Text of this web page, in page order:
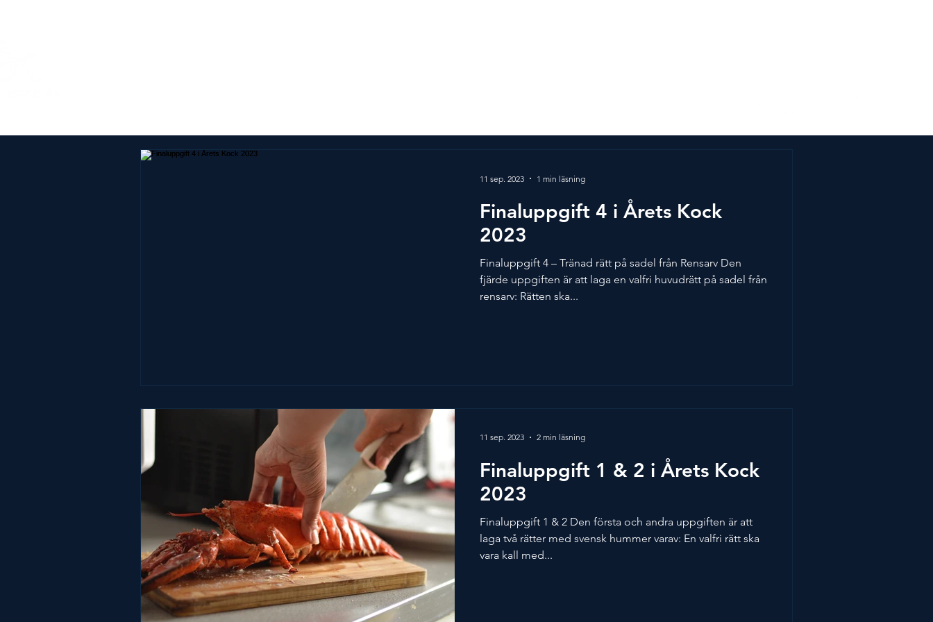
Finaluppgift 4 i Årets Kock
2023
Finaluppgift 4 – Tränad rätt på sadel från Rensarv Den
fjärde uppgiften är att laga en valfri huvudrätt på sadel från
rensarv: Rätten ska...
11 sep. 2023 1 min läsning
Finaluppgift 1 & 2 i Årets Kock
2023
Finaluppgift 1 & 2 Den första och andra uppgiften är att
laga två rätter med svensk hummer varav: En valfri rätt ska
vara kall med...
11 sep. 2023 2 min läsning